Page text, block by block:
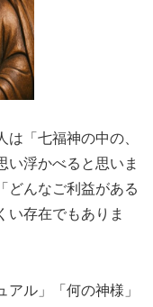
「七福神の中の、
い浮かべると思いま
どんなご利益がある
い存在でもありま
ル」「何の神様」